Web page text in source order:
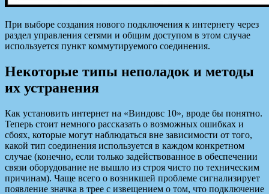
При выборе создания нового подключения к интернету через
раздел управления сетями и общим доступом в этом случае
используется пункт коммутируемого соединения.
Некоторые типы неполадок и методы
их устранения
Как установить интернет на «Виндовс 10», вроде бы понятно.
Теперь стоит немного рассказать о возможных ошибках и
сбоях, которые могут наблюдаться вне зависимости от того,
какой тип соединения используется в каждом конкретном
случае (конечно, если только задействованное в обеспечении
связи оборудование не вышло из строя чисто по техническим
причинам). Чаще всего о возникшей проблеме сигнализирует
появление значка в трее с извещением о том, что подключение